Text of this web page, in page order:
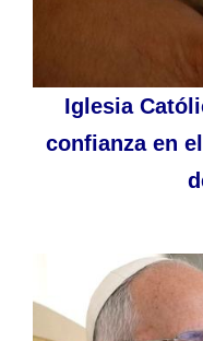
Iglesia
confianza en